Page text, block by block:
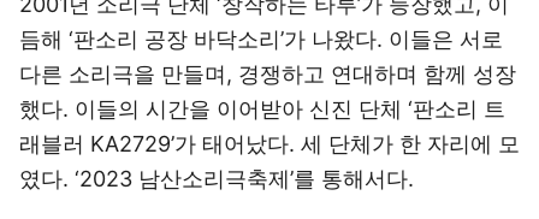
듬해 ‘판소리 공장 바닥소리’가 나왔다. 이들은 서로
다른 소리극을 만들며, 경쟁하고 연대하며 함께 성장
했다. 이들의 시간을 이어받아 신진 단체 ‘판소리 트
래블러 KA2729’가 태어났다. 세 단체가 한 자리에 모
였다. ‘2023 남산소리극축제’를 통해서다.